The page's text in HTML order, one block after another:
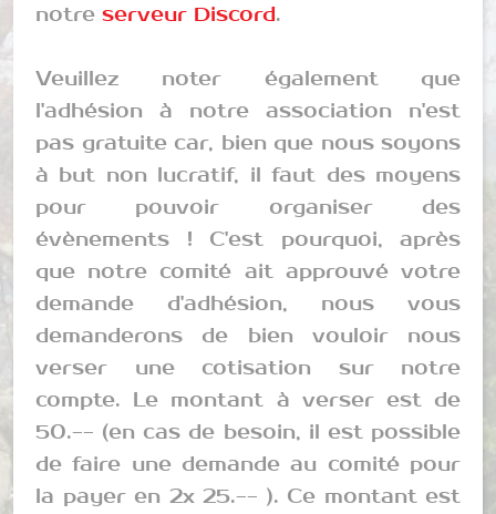
notre serveur Discord.
Veuillez noter également que
l'adhésion à notre association n'est
pas gratuite car, bien que nous soyons
à but non lucratif, il faut des moyens
pour pouvoir organiser des
évènements ! C'est pourquoi, après
que notre comité ait approuvé votre
demande d'adhésion, nous vous
demanderons de bien vouloir nous
verser une cotisation sur notre
compte. Le montant à verser est de
50.-- (en cas de besoin, il est possible
de faire une demande au comité pour
la payer en 2x 25.-- ). Ce montant est